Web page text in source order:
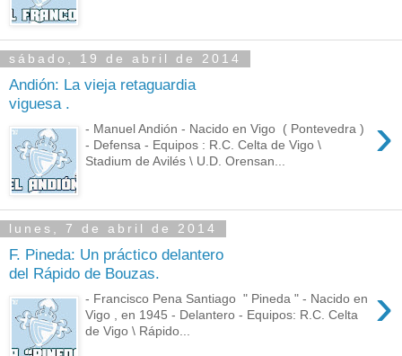
sábado, 19 de abril de 2014
Andión: La vieja retaguardia
viguesa .
›
- Manuel Andión - Nacido en Vigo ( Pontevedra )
- Defensa - Equipos : R.C. Celta de Vigo \
Stadium de Avilés \ U.D. Orensan...
lunes, 7 de abril de 2014
F. Pineda: Un práctico delantero
del Rápido de Bouzas.
›
- Francisco Pena Santiago " Pineda " - Nacido en
Vigo , en 1945 - Delantero - Equipos: R.C. Celta
de Vigo \ Rápido...